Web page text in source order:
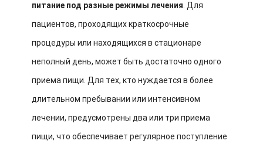
питание под разные режимы лечения . Для
пациентов, проходящих краткосрочные
процедуры или находящихся в стационаре
неполный день, может быть достаточно одного
приема пищи. Для тех, кто нуждается в более
длительном пребывании или интенсивном
лечении, предусмотрены два или три приема
пищи, что обеспечивает регулярное поступление